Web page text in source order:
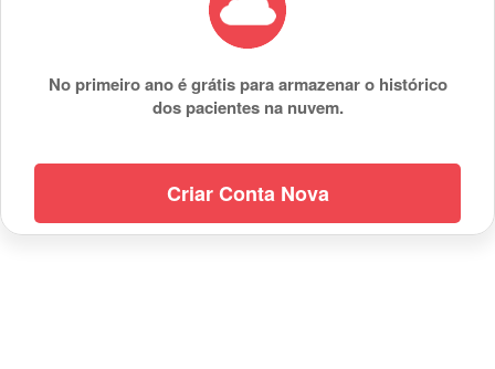
No primeiro ano é grátis para armazenar o histórico
dos pacientes na nuvem.
Criar Conta Nova